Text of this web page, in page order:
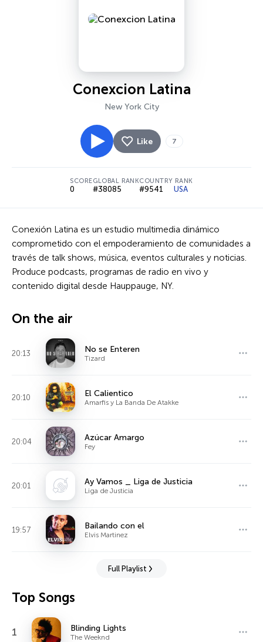
Conexcion Latina
New York City
Like 7
SCORE
0
GLOBAL RANK
#38085
COUNTRY RANK
#9541 USA
Conexión Latina es un estudio multimedia dinámico
comprometido con el empoderamiento de comunidades a
través de talk shows, música, eventos culturales y noticias.
Produce podcasts, programas de radio en vivo y
contenido digital desde Hauppauge, NY.
On the air
20:13 No se Enteren
Tizard
20:10 El Calientico
Amarfis y La Banda De Atakke
20:04 Azúcar Amargo
Fey
20:01 Ay Vamos _ Liga de Justicia
Liga de Justicia
19:57 Bailando con el
Elvis Martinez
Full Playlist
Top Songs
1 Blinding Lights
The Weeknd